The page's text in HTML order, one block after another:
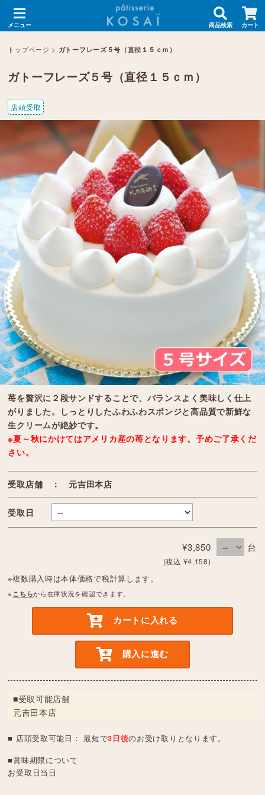
メニュー 商品検索 カート
トップページ > ガトーフレーズ５号（直径１５ｃｍ）
ガトーフレーズ５号（直径１５ｃｍ）
店頭受取
苺を贅沢に２段サンドすることで、バランスよく美味しく仕上
がりました。しっとりしたふわふわスポンジと高品質で新鮮な
生クリームが絶妙です。
※夏～秋にかけてはアメリカ産の苺となります。予めご了承くだ
さい。
受取店舗 ： 元吉田本店
受取日
¥3,850
(税込 ¥4,158)
台
※複数購入時は本体価格で税計算します。
※こちらから在庫状況を確認できます。
カートに入れる
購入に進む
■受取可能店舗
元吉田本店
■ 店頭受取可能日： 最短で3日後のお受け取りとなります。
■賞味期限について
お受取日当日